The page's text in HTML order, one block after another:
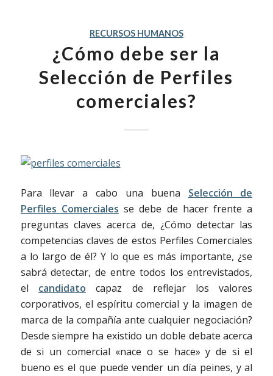
RECURSOS HUMANOS
¿Cómo debe ser la
Selección de Perfiles
comerciales?
Para llevar a cabo una buena Selección de
Perfiles Comerciales se debe de hacer frente a
preguntas claves acerca de, ¿Cómo detectar las
competencias claves de estos Perfiles Comerciales
a lo largo de él? Y lo que es más importante, ¿se
sabrá detectar, de entre todos los entrevistados,
el candidato capaz de reflejar los valores
corporativos, el espíritu comercial y la imagen de
marca de la compañía ante cualquier negociación?
Desde siempre ha existido un doble debate acerca
de si un comercial «nace o se hace» y de si el
bueno es el que puede vender un día peines, y al